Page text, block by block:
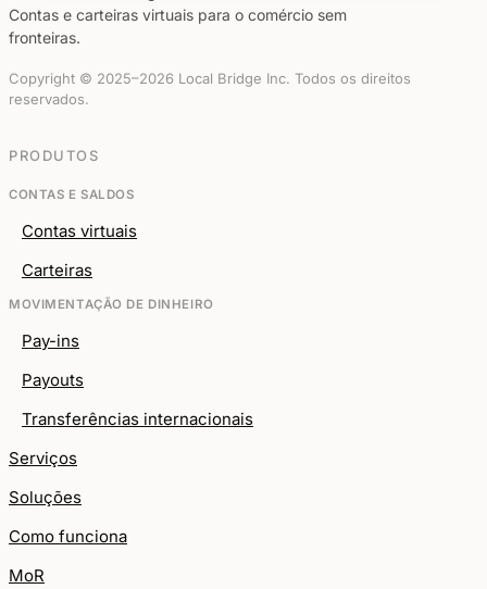
Contas e carteiras virtuais para o comércio sem
fronteiras.
Copyright © 2025–2026 Local Bridge Inc. Todos os direitos
reservados.
PRODUTOS
CONTAS E SALDOS
Contas virtuais
Carteiras
MOVIMENTAÇÃO DE DINHEIRO
Pay-ins
Payouts
Transferências internacionais
Serviços
Soluções
Como funciona
MoR